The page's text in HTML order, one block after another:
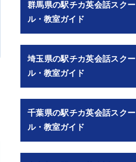
群馬県の駅チカ英会話スクー
ル・教室ガイド
埼玉県の駅チカ英会話スクー
ル・教室ガイド
千葉県の駅チカ英会話スクー
ル・教室ガイド